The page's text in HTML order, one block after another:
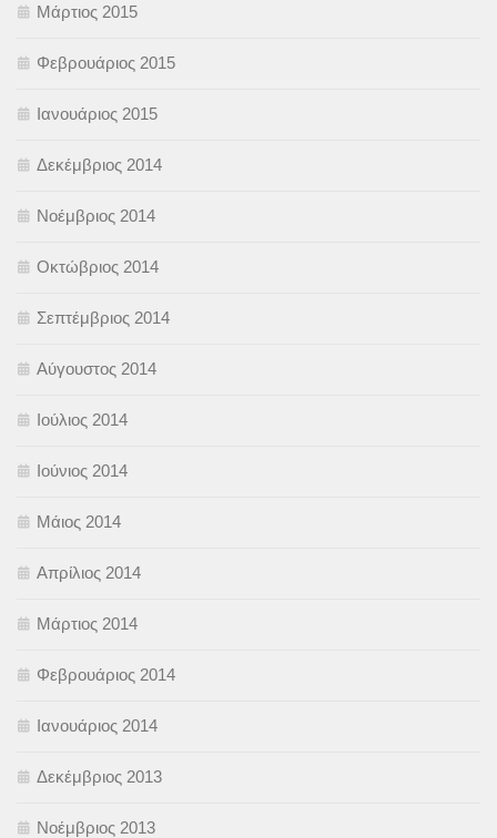
Μάρτιος 2015
Φεβρουάριος 2015
Ιανουάριος 2015
Δεκέμβριος 2014
Νοέμβριος 2014
Οκτώβριος 2014
Σεπτέμβριος 2014
Αύγουστος 2014
Ιούλιος 2014
Ιούνιος 2014
Μάιος 2014
Απρίλιος 2014
Μάρτιος 2014
Φεβρουάριος 2014
Ιανουάριος 2014
Δεκέμβριος 2013
Νοέμβριος 2013